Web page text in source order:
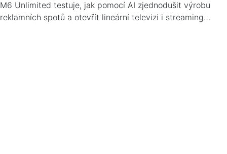
M6 Unlimited testuje, jak pomocí AI zjednodušit výrobu
reklamních spotů a otevřít lineární televizi i streaming…